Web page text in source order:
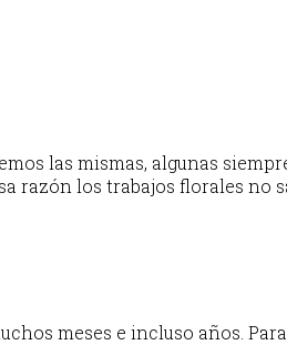
las mismas, algunas
razón los trabajos florales no
meses e incluso años.